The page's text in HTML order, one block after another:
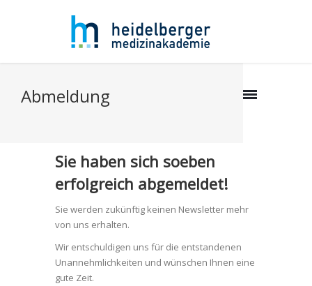
Abmeldung
Sie haben sich soeben
erfolgreich abgemeldet!
Sie werden zukünftig keinen Newsletter mehr
von uns erhalten.
Wir entschuldigen uns für die entstandenen
Unannehmlichkeiten und wünschen Ihnen eine
gute Zeit.